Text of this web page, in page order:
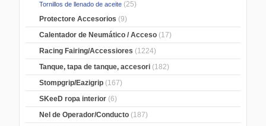
Tornillos de llenado de aceite (25)
Protectore Accesorios (9)
Calentador de Neumático / Acceso (17)
Racing Fairing/Accessiores (1224)
Tanque, tapa de tanque, accesori (182)
Stompgrip/Eazigrip (167)
SKeeD ropa interior (6)
Nel de Operador/Conducto (187)